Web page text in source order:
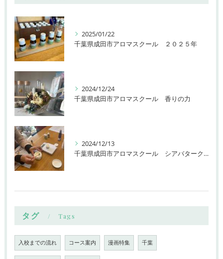
2025/01/22
千葉県成田市アロマスクール ２０２５年
2024/12/24
千葉県成田市アロマスクール 香りの力
2024/12/13
千葉県成田市アロマスクール シアバタークリーム
タグ Tags
入校までの流れ コース案内 漫画特集 千葉